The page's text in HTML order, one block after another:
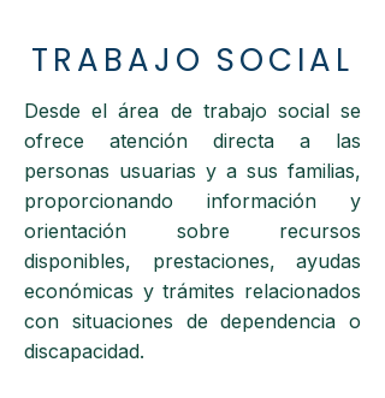
TRABAJO SOCIAL
Desde el área de trabajo social se
ofrece atención directa a las
personas usuarias y a sus familias,
proporcionando información y
orientación sobre recursos
disponibles, prestaciones, ayudas
económicas y trámites relacionados
con situaciones de dependencia o
discapacidad.